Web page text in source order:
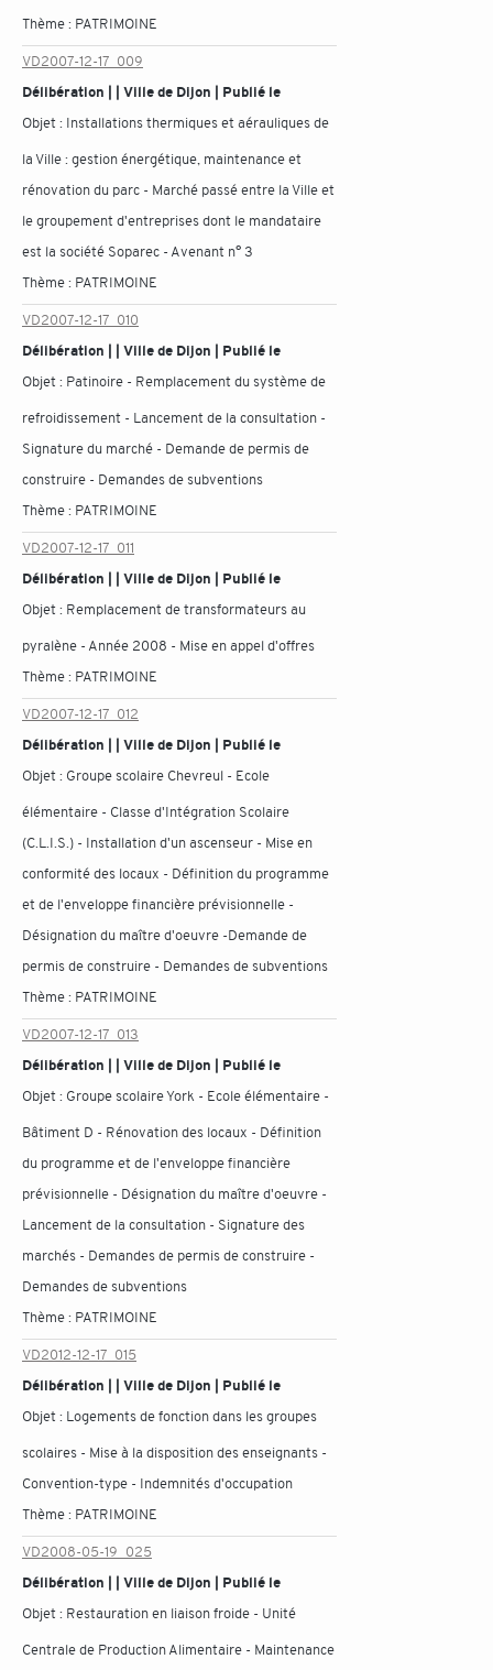
Thème : PATRIMOINE
VD2007-12-17_009
Délibération | | Ville de Dijon | Publié le
Objet : Installations thermiques et aérauliques de
la Ville : gestion énergétique, maintenance et
rénovation du parc - Marché passé entre la Ville et
le groupement d'entreprises dont le mandataire
est la société Soparec - Avenant n° 3
Thème : PATRIMOINE
VD2007-12-17_010
Délibération | | Ville de Dijon | Publié le
Objet : Patinoire - Remplacement du système de
refroidissement - Lancement de la consultation -
Signature du marché - Demande de permis de
construire - Demandes de subventions
Thème : PATRIMOINE
VD2007-12-17_011
Délibération | | Ville de Dijon | Publié le
Objet : Remplacement de transformateurs au
pyralène - Année 2008 - Mise en appel d'offres
Thème : PATRIMOINE
VD2007-12-17_012
Délibération | | Ville de Dijon | Publié le
Objet : Groupe scolaire Chevreul - Ecole
élémentaire - Classe d'Intégration Scolaire
(C.L.I.S.) - Installation d'un ascenseur - Mise en
conformité des locaux - Définition du programme
et de l'enveloppe financière prévisionnelle -
Désignation du maître d'oeuvre -Demande de
permis de construire - Demandes de subventions
Thème : PATRIMOINE
VD2007-12-17_013
Délibération | | Ville de Dijon | Publié le
Objet : Groupe scolaire York - Ecole élémentaire -
Bâtiment D - Rénovation des locaux - Définition
du programme et de l'enveloppe financière
prévisionnelle - Désignation du maître d'oeuvre -
Lancement de la consultation - Signature des
marchés - Demandes de permis de construire -
Demandes de subventions
Thème : PATRIMOINE
VD2012-12-17_015
Délibération | | Ville de Dijon | Publié le
Objet : Logements de fonction dans les groupes
scolaires - Mise à la disposition des enseignants -
Convention-type - Indemnités d'occupation
Thème : PATRIMOINE
VD2008-05-19_025
Délibération | | Ville de Dijon | Publié le
Objet : Restauration en liaison froide - Unité
Centrale de Production Alimentaire - Maintenance